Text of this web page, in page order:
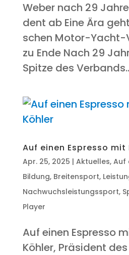
Weber nach 29
dent ab Eine Ära
schen Motor-Yacht-
zu Ende Nach 29
Spit­ze des
Auf einen Espres­so mit
Apr. 25, 2025 | Aktuelles, Auf
Bildung, Breitensport,
Nachwuchsleistungssport,
Player
Auf einen Espres­so
Köh­ler, Prä­si­dent